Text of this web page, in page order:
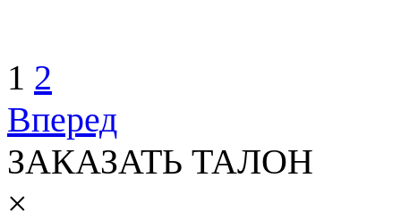
1 2
Вперед
ЗАКАЗАТЬ ТАЛОН
×